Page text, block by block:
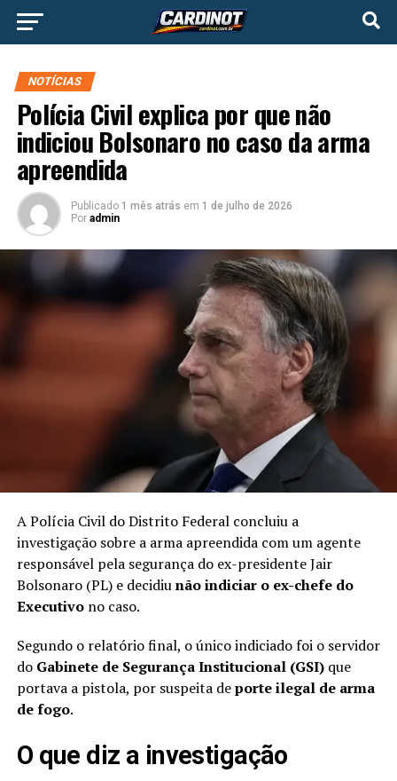
NOTÍCIAS
Polícia Civil explica por que não
indiciou Bolsonaro no caso da arma
apreendida
Publicado 1 mês atrás em 1 de julho de 2026
Por admin
A Polícia Civil do Distrito Federal concluiu a
investigação sobre a arma apreendida com um agente
responsável pela segurança do ex-presidente Jair
Bolsonaro (PL) e decidiunão indiciar o ex-chefe do
Executivono caso.
Segundo o relatório final, o único indiciado foi o servidor
do Gabinete de Segurança Institucional (GSI)que
portava a pistola, por suspeita deporte ilegal de arma
de fogo.
O que diz a investigação